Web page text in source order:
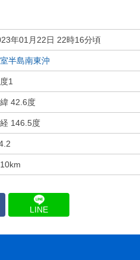
年01月22日 22時16分頃
半島南東沖
1
42.6度
146.5度
LINE